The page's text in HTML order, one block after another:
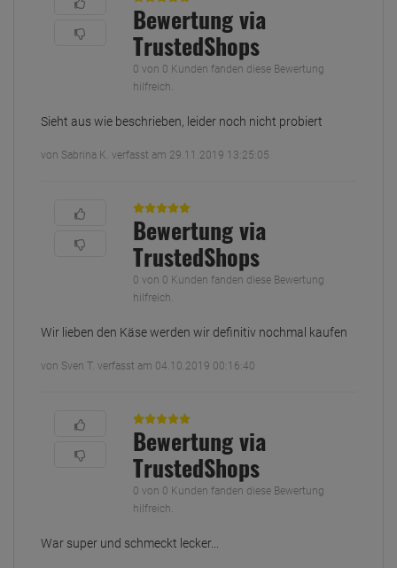
Bewertung via
TrustedShops
0 von 0 Kunden fanden diese Bewertung
hilfreich.
Sieht aus wie beschrieben, leider noch nicht probiert
von Sabrina K. verfasst am 29.11.2019 13:25:05
Bewertung via
TrustedShops
0 von 0 Kunden fanden diese Bewertung
hilfreich.
Wir lieben den Käse werden wir definitiv nochmal kaufen
von Sven T. verfasst am 04.10.2019 00:16:40
Bewertung via
TrustedShops
0 von 0 Kunden fanden diese Bewertung
hilfreich.
War super und schmeckt lecker...